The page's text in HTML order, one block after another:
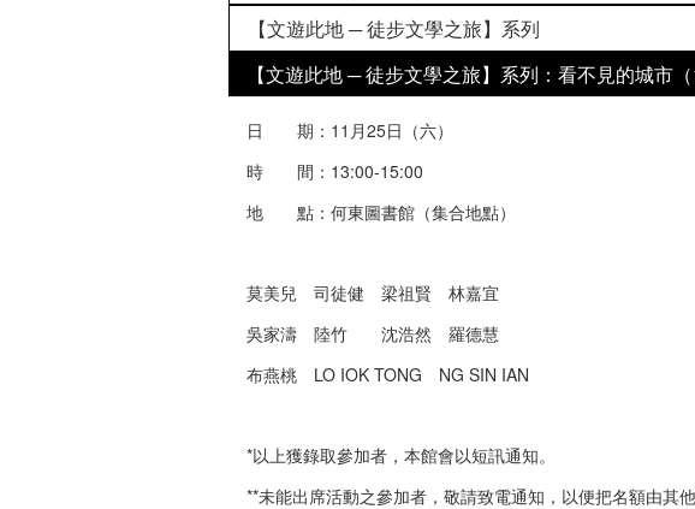
【文遊此地 ─ 徒步文學之旅】系列
【文遊此地 ─ 徒步文學之旅】系列：看不見的城市
日 期：11月25日（六）
時 間：13:00-15:00
地 點：何東圖書館（集合地點）
莫美兒 司徒健 梁祖賢 林嘉宜
吳家濤 陸竹 沈浩然 羅德慧
布燕桃 LO IOK TONG NG SIN IAN
*以上獲錄取參加者，本館會以短訊通知。
**未能出席活動之參加者，敬請致電通知，以便把名額由其他